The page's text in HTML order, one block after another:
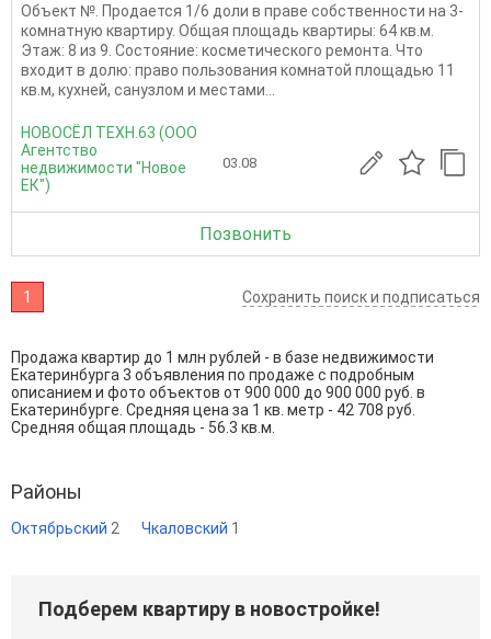
Объект №. Продается 1/6 доли в праве собственности на 3-
комнатную квартиру. Общая площадь квартиры: 64 кв.м.
Этаж: 8 из 9. Состояние: косметического ремонта. Что
входит в долю: право пользования комнатой площадью 11
кв.м, кухней, санузлом и местами...
НОВОСЁЛ ТЕХН.63 (ООО
Агентство
недвижимости "Новое
ЕК")
03.08
Позвонить
1 Сохранить поиск и подписаться
Продажа квартир до 1 млн рублей - в базе недвижимости
Екатеринбурга 3 объявления по продаже с подробным
описанием и фото объектов от 900 000 до 900 000 руб. в
Екатеринбурге. Средняя цена за 1 кв. метр - 42 708 руб.
Средняя общая площадь - 56.3 кв.м.
Районы
Октябрьский 2 Чкаловский 1
Подберем квартиру в новостройке!